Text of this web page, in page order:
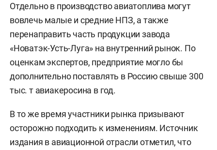
Отдельно в производство авиатоплива могут
вовлечь малые и средние НПЗ, а также
перенаправить часть продукции завода
«Новатэк-Усть-Луга» на внутренний рынок. По
оценкам экспертов, предприятие могло бы
дополнительно поставлять в Россию свыше 300
тыс. т авиакеросина в год.
В то же время участники рынка призывают
осторожно подходить к изменениям. Источник
издания в авиационной отрасли отметил, что